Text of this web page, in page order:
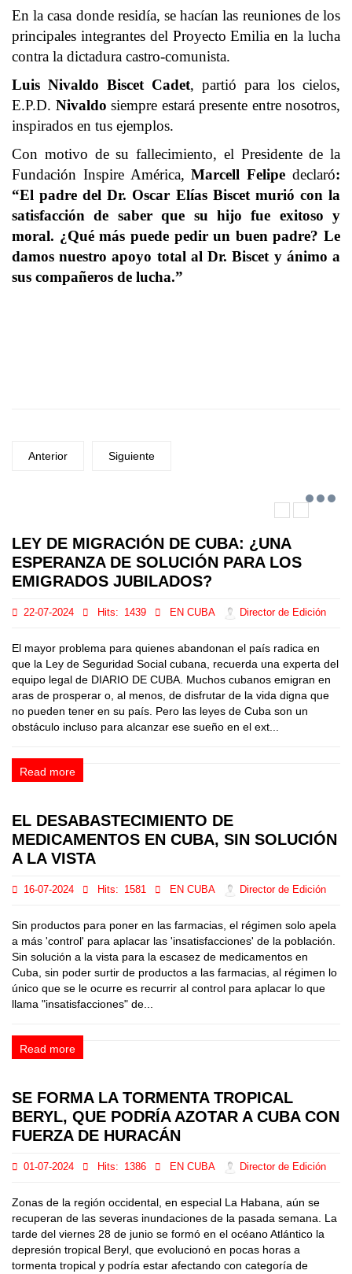
En la casa donde residía, se hacían las reuniones de los
principales integrantes del Proyecto Emilia en la lucha
contra la dictadura castro-comunista.
Luis Nivaldo Biscet Cadet, partió para los cielos,
E.P.D. Nivaldo siempre estará presente entre nosotros,
inspirados en tus ejemplos.
Con motivo de su fallecimiento, el Presidente de la
Fundación Inspire América,Marcell Felipe declaró:
“El padre del Dr. Oscar Elías Biscet murió con la
satisfacción de saber que su hijo fue exitoso y
moral. ¿Qué más puede pedir un buen padre? Le
damos nuestro apoyo total al Dr. Biscet y ánimo a
sus compañeros de lucha.”
Anterior Siguiente
LEY DE MIGRACIÓN DE CUBA: ¿UNA
ESPERANZA DE SOLUCIÓN PARA LOS
EMIGRADOS JUBILADOS?
22-07-2024 Hits: 1439 EN CUBA Director de Edición
El mayor problema para quienes abandonan el país radica en
que la Ley de Seguridad Social cubana, recuerda una experta del
equipo legal de DIARIO DE CUBA. Muchos cubanos emigran en
aras de prosperar o, al menos, de disfrutar de la vida digna que
no pueden tener en su país. Pero las leyes de Cuba son un
obstáculo incluso para alcanzar ese sueño en el ext...
Read more
EL DESABASTECIMIENTO DE
MEDICAMENTOS EN CUBA, SIN SOLUCIÓN
A LA VISTA
16-07-2024 Hits: 1581 EN CUBA Director de Edición
Sin productos para poner en las farmacias, el régimen solo apela
a más 'control' para aplacar las 'insatisfacciones' de la población.
Sin solución a la vista para la escasez de medicamentos en
Cuba, sin poder surtir de productos a las farmacias, al régimen lo
único que se le ocurre es recurrir al control para aplacar lo que
llama "insatisfacciones" de...
Read more
SE FORMA LA TORMENTA TROPICAL
BERYL, QUE PODRÍA AZOTAR A CUBA CON
FUERZA DE HURACÁN
01-07-2024 Hits: 1386 EN CUBA Director de Edición
Zonas de la región occidental, en especial La Habana, aún se
recuperan de las severas inundaciones de la pasada semana. La
tarde del viernes 28 de junio se formó en el océano Atlántico la
depresión tropical Beryl, que evolucionó en pocas horas a
tormenta tropical y podría estar afectando con categoría de